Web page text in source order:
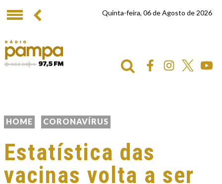
Quinta-feira, 06 de Agosto de 2026
HOME CORONAVÍRUS
Estatística das
vacinas volta a ser